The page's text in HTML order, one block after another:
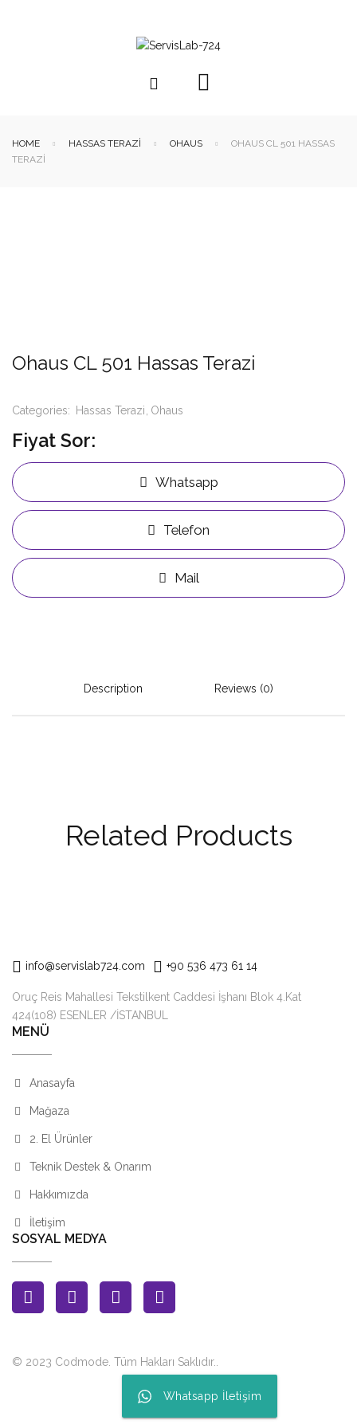
HOME HASSAS TERAZI OHAUS
OHAUS CL 501 HASSAS
TERAZI
Ohaus CL 501 Hassas Terazi
Categories: Hassas Terazi Ohaus
Fiyat Sor:
Whatsapp
Telefon
Mail
Description Reviews (0)
Related Products
info@servislab724.com +90 536 473 61 14
Oruç Reis Mahallesi Tekstilkent Caddesi İşhanı Blok 4.Kat
424(108) ESENLER /İSTANBUL
MENÜ
Anasayfa
Mağaza
2. El Ürünler
Teknik Destek & Onarım
Hakkımızda
İletişim
SOSYAL MEDYA
© 2023 Codmode. Tüm Hakları Saklıdır.
Whatsapp İletişim